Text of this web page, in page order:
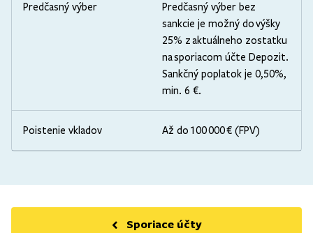
Predčasný výber
Predčasný výber bez
sankcie je možný do výšky
25% z aktuálneho zostatku
na sporiacom účte Depozit.
Sankčný poplatok je 0,50%,
min. 6 €.
Poistenie vkladov Až do 100 000 € (FPV)
Sporiace účty